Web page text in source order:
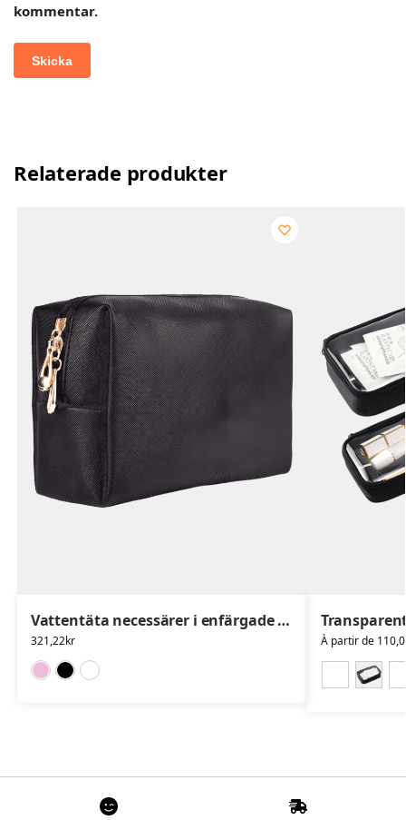
kommentar.
Relaterade produkter
Vattentäta necessärer i enfärgade färger
321,22kr À partir de